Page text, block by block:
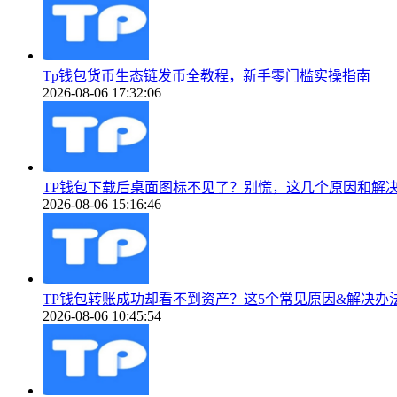
Tp钱包货币生态链发币全教程，新手零门槛实操指南
2026-08-06 17:32:06
TP钱包下载后桌面图标不见了？别慌，这几个原因和解
2026-08-06 15:16:46
TP钱包转账成功却看不到资产？这5个常见原因&解决办
2026-08-06 10:45:54